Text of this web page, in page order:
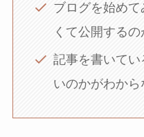
ブログを始め
くて公開するの
記事を書いて
いのかがわから